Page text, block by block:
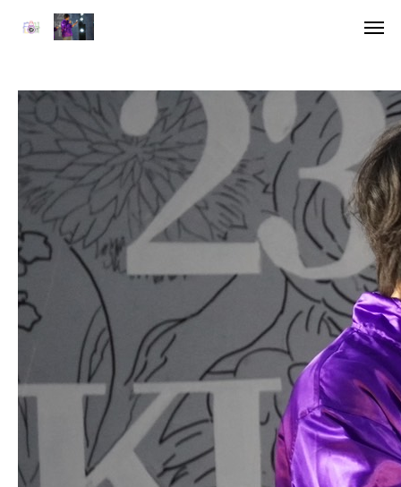
デジタル雑
HOME
委員長挨拶
企画一覧１
企画一覧２
デジタル雑誌
生明祭PR動画
お知らせ